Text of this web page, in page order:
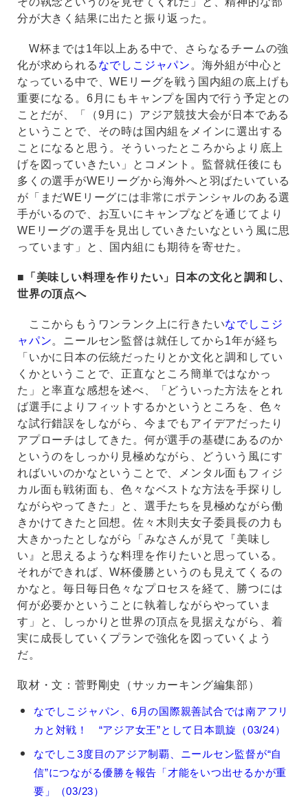
分が大きく結果に出たと振り返った。
W杯までは1年以上ある中で、さらなるチームの強
化が求められる なでしこジャパン。海外組が中心と
なっている中で、WEリーグを戦う国内組の底上げも
重要になる。6月にもキャンプを国内で行う予定との
ことだが、「（9月に）アジア競技大会が日本である
ということで、その時は国内組をメインに選出する
ことになると思う。そういったところからより底上
げを図っていきたい」とコメント。監督就任後にも
多くの選手がWEリーグから海外へと羽ばたいている
が「まだWEリーグには非常にポテンシャルのある選
手がいるので、お互いにキャンプなどを通じてより
WEリーグの選手を見出していきたいなという風に思
っています」と、国内組にも期待を寄せた。
■「美味しい料理を作りたい」日本の文化と調和し、
世界の頂点へ
ここからもうワンランク上に行きたいなでしこジ
ャパン。ニールセン監督は就任してから1年が経ち
「いかに日本の伝統だったりとか文化と調和してい
くかということで、正直なところ簡単ではなかっ
た」と率直な感想を述べ、「どういった方法をとれ
ば選手によりフィットするかというところを、色々
な試行錯誤をしながら、今までもアイデアだったり
アプローチはしてきた。何が選手の基礎にあるのか
というのをしっかり見極めながら、どういう風にす
ればいいのかなということで、メンタル面もフィジ
カル面も戦術面も、色々なベストな方法を手探りし
ながらやってきた」と、選手たちを見極めながら働
きかけてきたと回想。佐々木則夫女子委員長の力も
大きかったとしながら「みなさんが見て『美味し
い』と思えるような料理を作りたいと思っている。
それができれば、W杯優勝というのも見えてくるの
かなと。毎日毎日色々なプロセスを経て、勝つには
何が必要かということに執着しながらやっていま
す」と、しっかりと世界の頂点を見据えながら、着
実に成長していくプランで強化を図っていくよう
だ。
取材・文：菅野剛史（サッカーキング編集部）
ニ
ス・
ニ
なでしこジャパン、6月の国際親善試合では南アフリ
カと対戦！ “アジア女王”として日本凱旋（03/24）
なでしこ3度目のアジア制覇、ニールセン監督が“自
信”につながる優勝を報告「才能をいつ出せるかが重
要」（03/23）